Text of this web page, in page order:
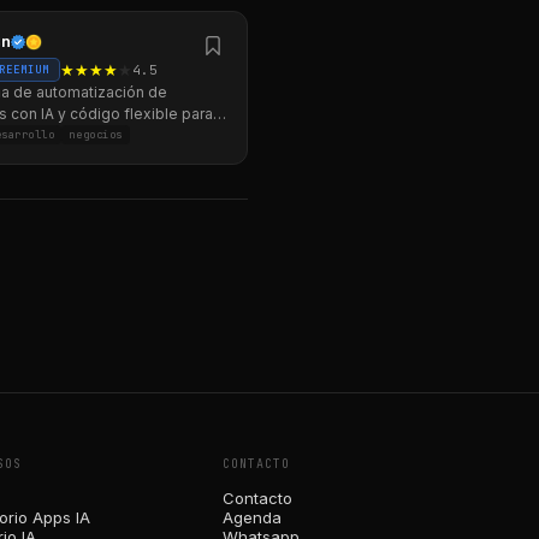
★★★★ 4.5
de automatización de
con IA y código flexible para
y procesos.
negocios
Apps IA
CONTACTO
Contacto
Agenda